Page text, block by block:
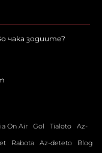
чака зодиите?
On Air Gol Tialoto
Az-
Rabota Az-deteto Blog